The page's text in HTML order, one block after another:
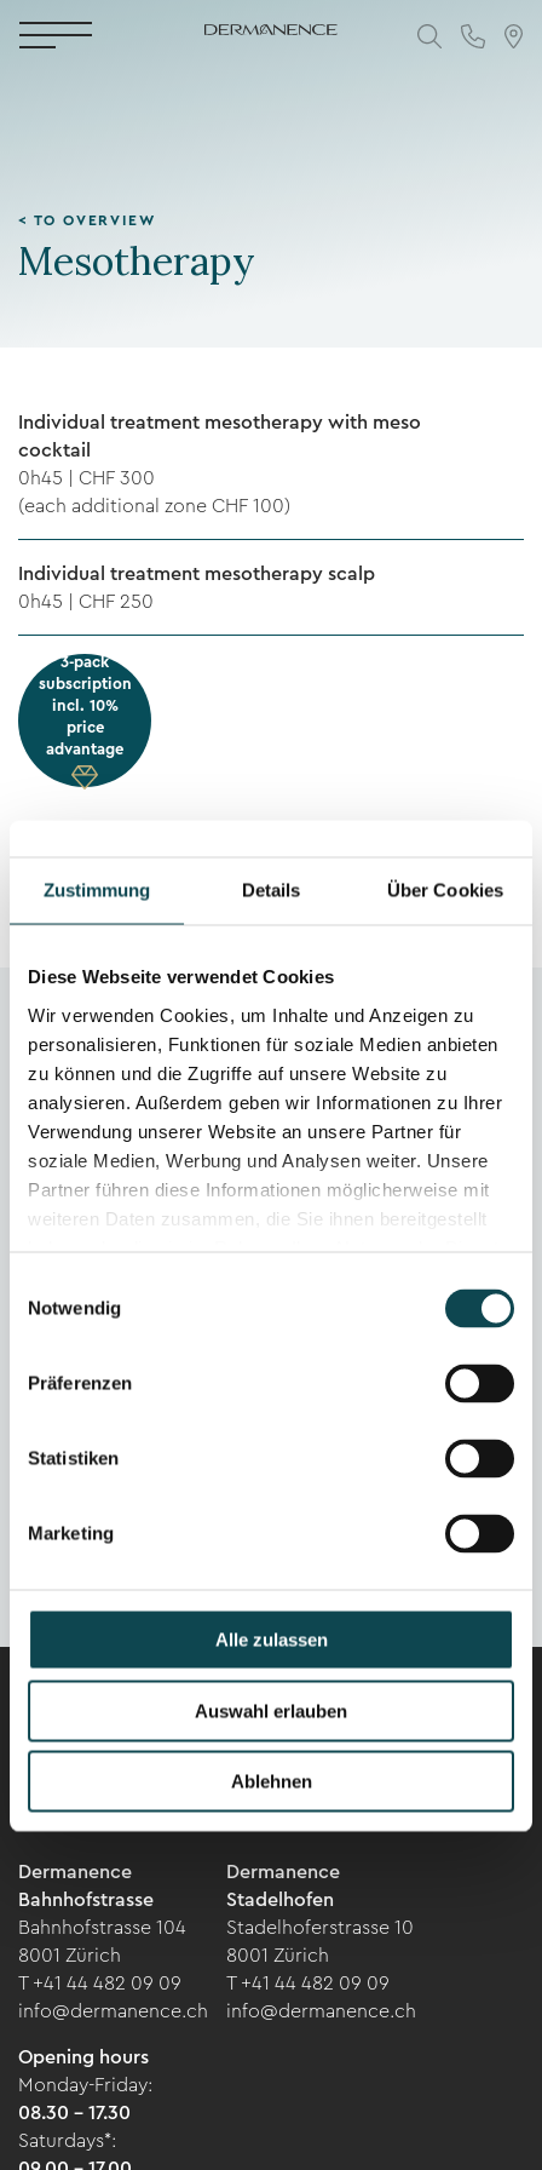
Zustimmung Details Über Cookies
Diese Webseite verwendet Cookies
Wir verwenden Cookies, um Inhalte und Anzeigen zu
personalisieren, Funktionen für soziale Medien anbieten
zu können und die Zugriffe auf unsere Website zu
analysieren. Außerdem geben wir Informationen zu Ihrer
Verwendung unserer Website an unsere Partner für
soziale Medien, Werbung und Analysen weiter. Unsere
Partner führen diese Informationen möglicherweise mit
weiteren Daten zusammen, die Sie ihnen bereitgestellt
Notwendig
Präferenzen
Statistiken
Marketing
Alle zulassen
Auswahl erlauben
Ablehnen
< TO OVERVIEW
Mesotherapy
Individual treatment mesotherapy with meso
cocktail
0h45 | CHF 300
(each additional zone CHF 100)
Individual treatment mesotherapy scalp
0h45 | CHF 250
3-pack
subscription
incl. 10%
price
advantage
Mesotherapy
Mesotherapy is a unique treatment method that has been
tried and tested for decades to supply the skin or scalp
LEARN MORE
Dermanence
Bahnhofstrasse
Bahnhofstrasse 104
8001 Zürich
T +41 44 482 09 09
info@dermanence.ch
Dermanence
Stadelhofen
Stadelhoferstrasse 10
8001 Zürich
T +41 44 482 09 09
info@dermanence.ch
Opening hours
Monday-Friday:
08.30 - 17.30
Saturdays*: